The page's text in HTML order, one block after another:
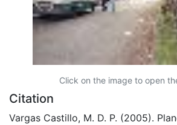
Click on the image to open
Citation
Vargas Castillo, M. D. P. (2005).